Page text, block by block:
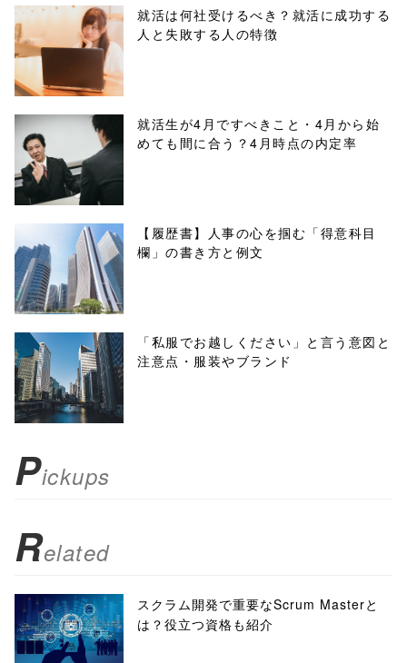
parts/sns-
buttons.php on
line10
/1020786"
onclick="windo
w.open(this.hre
f, 'Gwindow',
'width=550,
height=450,
menubar=no,
toolbar=no,
scrollbars=yes'
false;"> シェア
就活は何社受けるべき？就活に成功する
人と失敗する人の特徴
就活生が4月ですべきこと・4月から始
めても間に合う？4月時点の内定率
【履歴書】人事の心を掴む「得意科目
欄」の書き方と例文
「私服でお越しください」と言う意図と
注意点・服装やブランド
Pickups
Related
スクラム開発で重要なScrum Masterと
は？役立つ資格も紹介